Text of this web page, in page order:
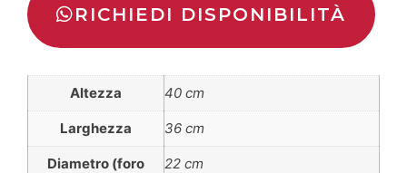
RICHIEDI DISPONIBILITÀ
Altezza 40 cm
Larghezza 36 cm
Diametro (foro
22 cm